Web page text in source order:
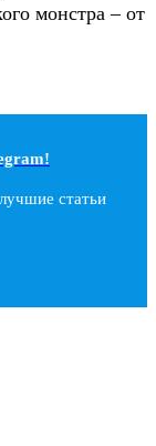
монстра – от
статьи